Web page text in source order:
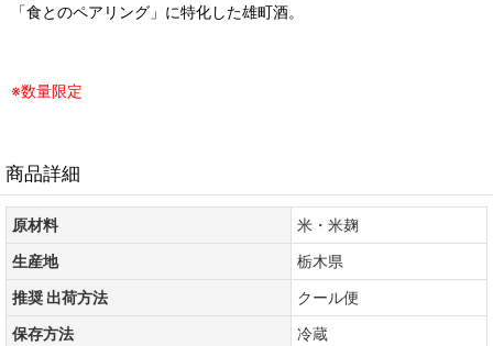
「食とのペアリング」に特化した雄町酒。
※数量限定
商品詳細
原材料
米・米麹
生産地
栃木県
推奨 出荷方法
クール便
保存方法
冷蔵